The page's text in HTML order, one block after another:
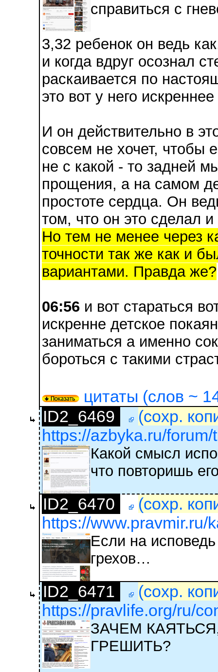
справиться с
3,32 ребенок он ведь
и когда вдруг осознал
раскаивается по
это вот у него
И он действительно в
совсем не хочет, чтобы
не с какой - то задней
прощения, а на самом
простоте сердца. Он
том, что он это сделал
Но тем не менее через
точности так же как и
вариантами. Правда же?
06:56 и вот стараться
искренне детское
заниматься а именно
бороться с такими
цитаты (слов ~
ID2_6469
(сохр.
https://azbyka.ru/
Какой смысл
что повторишь
ID2_6470
(сохр.
https://www.pravmir.ru/
Если на
грехов…
ID2_6471
(сохр.
https://pravlife.org/ru/
ЗАЧЕМ
ГРЕШИТЬ?